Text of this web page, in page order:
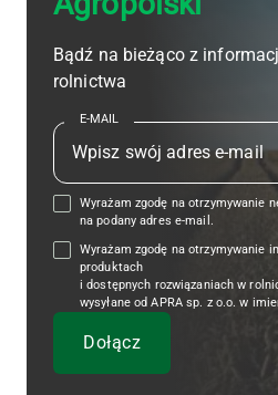
Bądź na bieżąco z
rolnictwa
E-MAIL
Wyrażam zgodę na otrzymywanie
na podany adres e-mail.
Wyrażam zgodę na otrzymywanie
produktach
i dostępnych rozwiązaniach w
wysyłane od APRA sp. z o.o. w